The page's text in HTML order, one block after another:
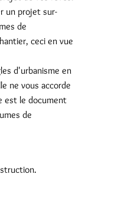
un projet sur-
de
ceci en vue
d'urbanisme en
ne vous accorde
est le document
de